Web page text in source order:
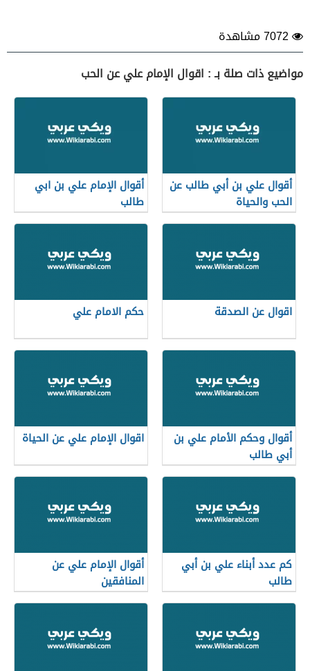
مواضيع ذات صلة بـ : اقوال الإمام علي عن الحب
أقوال علي بن أبي طالب عن
الحب والحياة
أقوال الإمام علي بن ابي
طالب
اقوال عن الصدقة حكم الامام علي
أقوال وحكم الأمام علي بن
أبي طالب
اقوال الإمام علي عن الحياة
كم عدد أبناء علي بن أبي
طالب
أقوال الإمام علي عن
المنافقين